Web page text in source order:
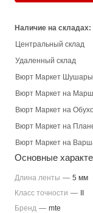
Наличие на складах:
Центральный склад
Удаленный склад
Вюрт Маркет Шушары
Вюрт Маркет на
Вюрт Маркет на
Вюрт Маркет на
Вюрт Маркет на
Основные
Длина ленты — 5 мм
Класс точности —
Бренд — mte